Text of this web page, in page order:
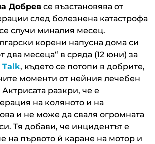
Добрев се възстановява от
след болезнена катастрофа
случи миналия месец.
корени напусна дома си
два месеца“ в сряда (12 юни) за
Talk, където се потопи в добрите,
моменти от нейния лечебен
разкри, че е
на коляното и на
и не може да сваля огромната
Тя добави, че инцидентът е
на първото й каране на мотор и